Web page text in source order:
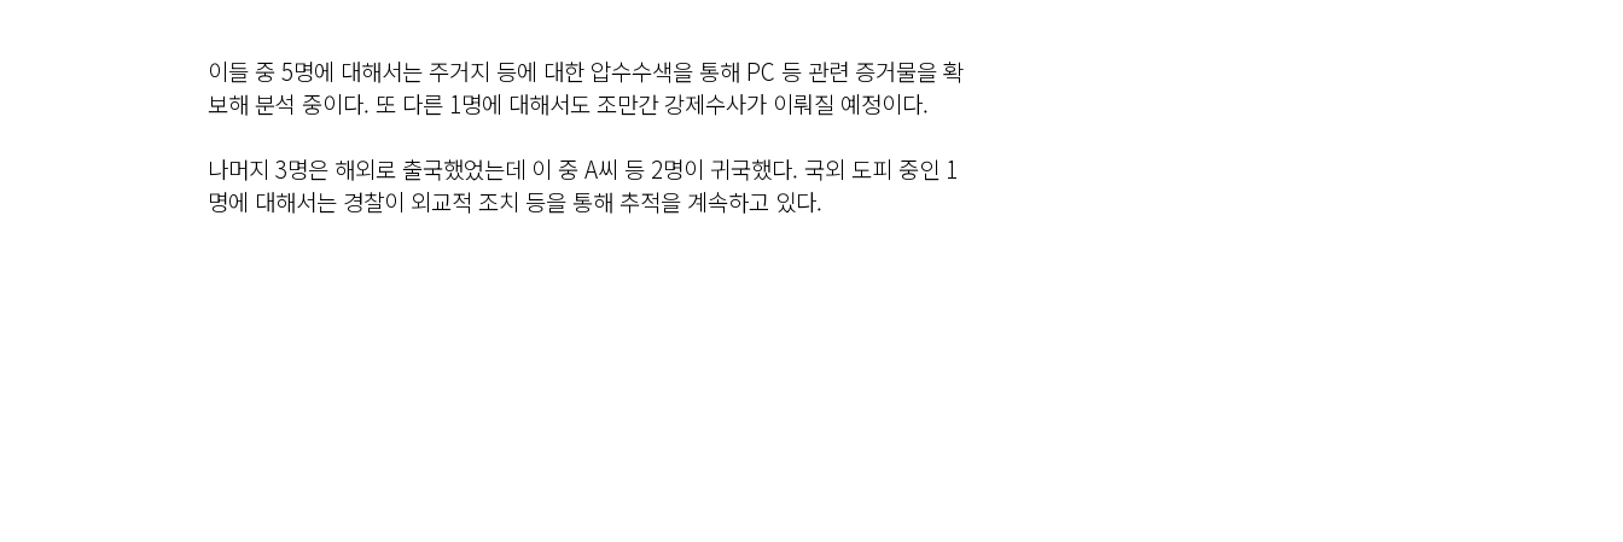
이들 중 5명에 대해서는 주거지 등에 대한 압수수색을 통해 PC 등 관련 증거물을 확
보해 분석 중이다. 또 다른 1명에 대해서도 조만간 강제수사가 이뤄질 예정이다.
나머지 3명은 해외로 출국했었는데 이 중 A씨 등 2명이 귀국했다. 국외 도피 중인 1
명에 대해서는 경찰이 외교적 조치 등을 통해 추적을 계속하고 있다.